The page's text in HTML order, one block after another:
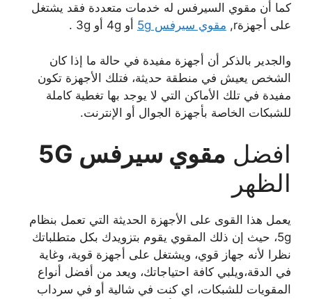
كما أن مقوي السيرفس له خدمات متعددة فقد يشتغل
على أجهزةr,
مقوي سيرفس 5g أو 4g أو 3g .
والجدير بالذكر أن أجهزة مفيدة في حالة ما إذا كان
الشخص يعيش في منطقة حديثة، فتلك الأجهزة تكون
مفيدة في تلك الأماكن التي لا يوجد بها تغطية كاملة
للشبكات الخاصة بأجهزة الجوال أو الإنترنت.
افضل مقوي سيرفس 5G
الظهر
يعمل هذا القوى على الأجهزة الحديثة التي تعمل بنظام
5g، حيث إن ذلك المقوي يقوم بتزويدك بكل متطلباتك
نظرا لأنه جهاز قوي، ويشتغل على أجهزة قوية، وغاية
في الدقة،ويلبي كافة احتياجاتك، ويعد من أفضل أنواع
المقويات للشبكات، اي كنت في شالية أو في سرداب